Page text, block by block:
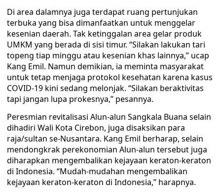
Di area dalamnya juga terdapat ruang pertunjukan
terbuka yang bisa dimanfaatkan untuk menggelar
kesenian daerah. Tak ketinggalan area gelar produk
UMKM yang berada di sisi timur. “Silakan lakukan tari
topeng tiap minggu atau kesenian khas lainnya,” ucap
Kang Emil. Namun demikian, ia meminta masyarakat
untuk tetap menjaga protokol kesehatan karena kasus
COVID-19 kini sedang melonjak. “Silakan beraktivitas
tapi jangan lupa prokesnya,” pesannya.
Peresmian revitalisasi Alun-alun Sangkala Buana selain
dihadiri Wali Kota Cirebon, juga disaksikan para
raja/sultan se-Nusantara. Kang Emil berharap, selain
mendongkrak perekonomian Alun-alun tersebut juga
diharapkan mengembalikan kejayaan keraton-keraton
di Indonesia. “Mudah-mudahan mengembalikan
kejayaan keraton-keraton di Indonesia,” harapnya.